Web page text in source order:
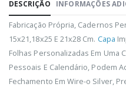
DESCRIÇÃO INFORMAÇÕES
Fabricação Própria, Cadernos
15x21,18x25 E 21x28 Cm. Capa
Folhas Personalizadas Em Uma
Pessoais E Calendário, Podem
Fechamento Em Wire-o Silver,